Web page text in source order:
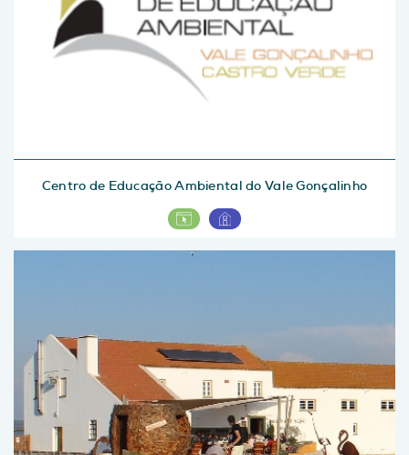
Centro de Educação Ambiental do Vale Gonçalinho